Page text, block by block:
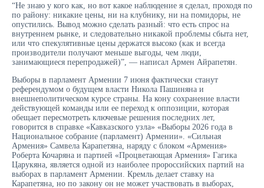
“Не знаю у кого как, но вот какое наблюдение я сделал, проходя по
по району: никакие цены, ни на клубнику, ни на помидоры, не
опустились. Вывод можно сделать разный: что есть спрос на
внутреннем рынке, и следовательно никакой проблемы сбыта нет,
или что спекулятивные цены держатся высоко (как и всегда
производители получают меньше выгоды, чем люди,
занимающиеся перепродажей)”, — написал Армен Айрапетян.
Выборы в парламент Армении 7 июня фактически станут
референдумом о будущем власти Никола Пашиняна и
внешнеполитическом курсе страны. На кону сохранение власти
действующей команды или ее переход к оппозиции, которая
обещает пересмотреть ключевые решения последних лет,
говорится в справке «Кавказского узла» «Выборы 2026 года в
Национальное собрание (парламент) Армении». «Сильная
Армения» Самвела Карапетяна, наряду с блоком «Армения»
Роберта Кочаряна и партией «Процветающая Армения» Гагика
Царукяна, является одной из наиболее пророссийских партий на
выборах в парламент Армении. Кремль делает ставку на
Карапетяна, но по закону он не может участвовать в выборах,